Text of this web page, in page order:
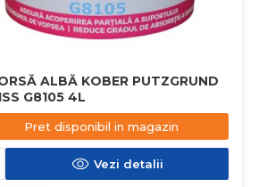
ALBĂ KOBER PUTZGRUND
G8105 4L
Pret disponibil in magazin
Vezi detalii